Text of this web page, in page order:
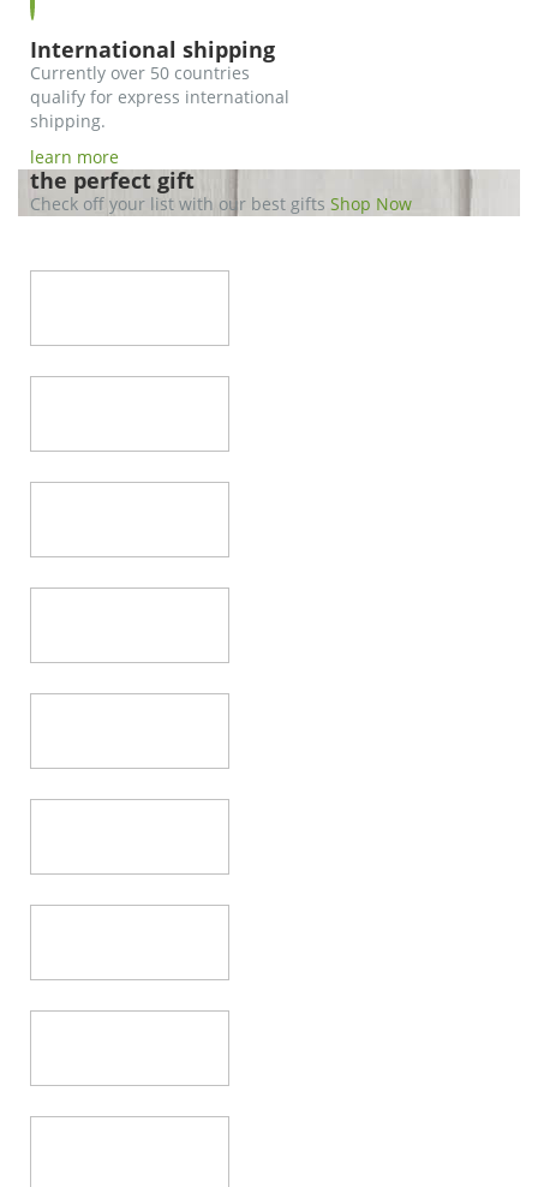
International shipping
Currently over 50 countries
qualify for express international
shipping.
learn more
the perfect gift
Check off your list with our best gifts Shop Now